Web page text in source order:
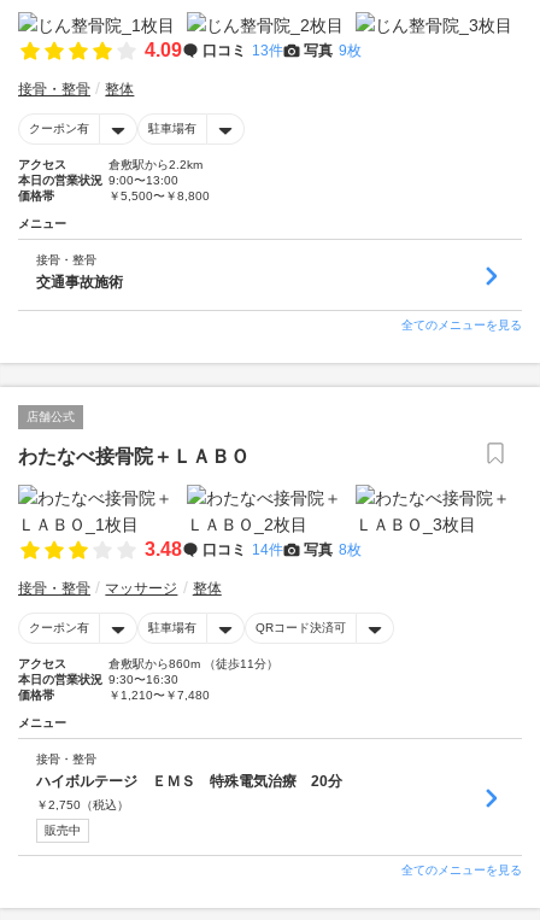
4.09 口コミ 13件 写真 9枚
接骨・整骨 整体
クーポン有 駐車場有
アクセス
倉敷駅から2.2km
本日の営業状況 9:00〜13:00
価格帯
￥5,500〜￥8,800
メニュー
接骨・整骨
交通事故施術
全てのメニューを見る
店舗公式
わたなべ接骨院＋ＬＡＢＯ
3.48 口コミ 14件 写真 8枚
接骨・整骨 マッサージ 整体
クーポン有 駐車場有 QRコード決済可
アクセス
倉敷駅から860m （徒歩11分）
本日の営業状況 9:30〜16:30
価格帯
￥1,210〜￥7,480
メニュー
接骨・整骨
ハイボルテージ ＥＭＳ 特殊電気治療 20分
￥2,750 （税込）
販売中
全てのメニューを見る